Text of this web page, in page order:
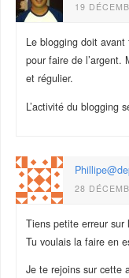
19
Le blogging doit
pour faire de l’argent.
et régulier.
L’activité du blogging
28
Tiens petite erreur sur
Tu voulais la faire en
Je te rejoins sur cette